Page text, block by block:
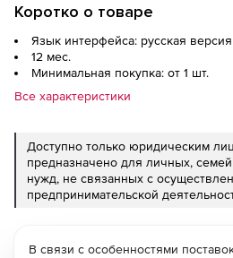
Коротко о товаре
Язык интерфейса: русская версия
12 мес.
Минимальная покупка: от 1 шт.
Все характеристики
Доступно только юридическим
предназначено для личных,
нужд, не связанных с
предпринимательской
В связи с особенностями